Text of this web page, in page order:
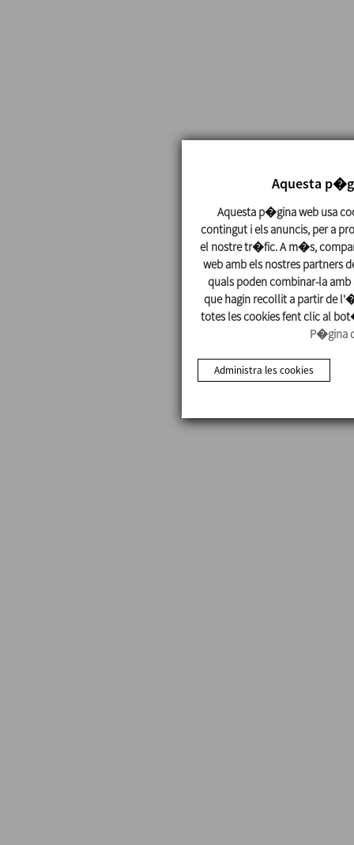
Aquesta
Aquesta p�gina web usa
contingut i els anuncis, per a
el nostre tr�fic. A m�s,
web amb els nostres partners
quals poden combinar-la
que hagin recollit a partir de
totes les cookies fent clic al
P�gina
Administra les cookies